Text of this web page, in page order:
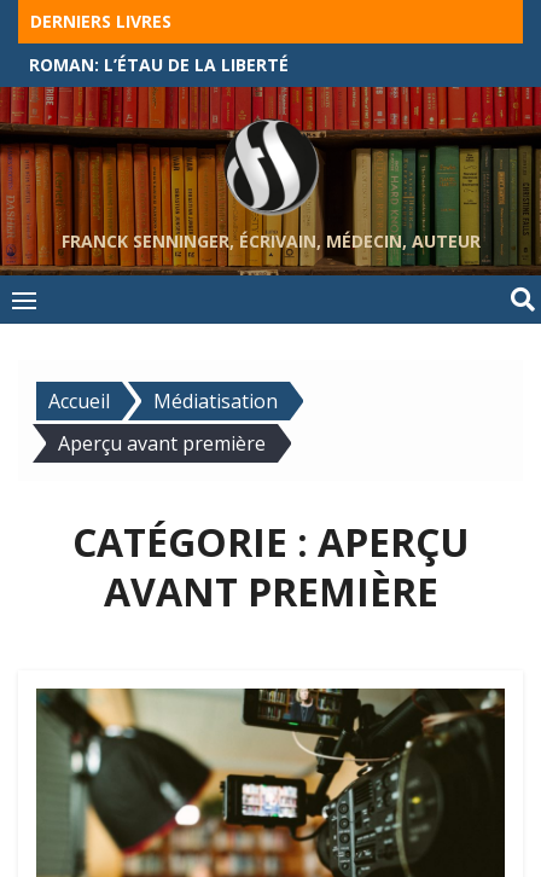
Skip
content
DERNIERS LIVRES
ROMAN: L’ÉTAU DE LA LIBERTÉ
FRANCK SENNINGER, ÉCRIVAIN, MÉDECIN, AUTEUR
Accueil
Médiatisation
Aperçu avant première
CATÉGORIE : APERÇU
AVANT PREMIÈRE